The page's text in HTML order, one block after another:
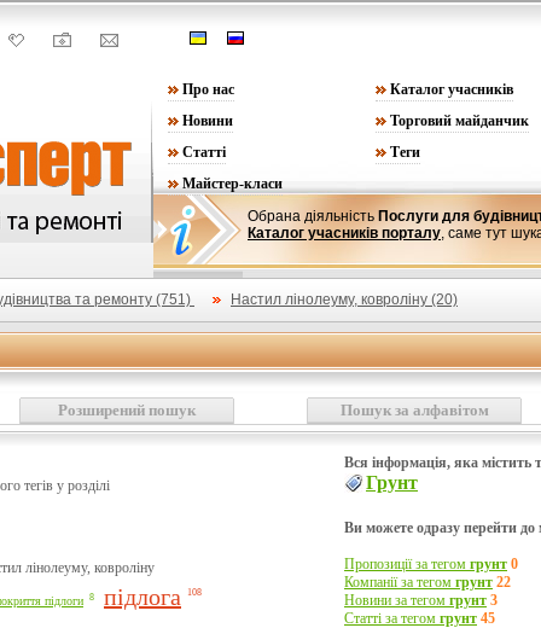
Про нас
Каталог учасників
Новини
Торговий майданчик
Статті
Теги
Майстер-класи
Обрана діяльність Послуги для
Каталог учасників порталу, саме тут
та ремонту (751) Настил лінолеуму, ковроліну (20)
Пошук за алфавітом
Розширений пошук
тегів у розділі
Вся інформація, яка містить
Грунт
лінолеуму, ковроліну
підлоги 8 підлога 108
Ви можете одразу перейти до
Пропозиції за тегом грунт 0
Компанії за тегом грунт 22
Новини за тегом грунт 3
Статті за тегом грунт 45